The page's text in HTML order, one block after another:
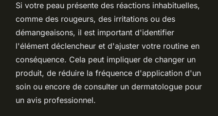
Si votre peau présente des réactions inhabituelles,
comme des rougeurs, des irritations ou des
démangeaisons, il est important d'identifier
l'élément déclencheur et d'ajuster votre routine en
conséquence. Cela peut impliquer de changer un
produit, de réduire la fréquence d'application d'un
soin ou encore de consulter un dermatologue pour
un avis professionnel.